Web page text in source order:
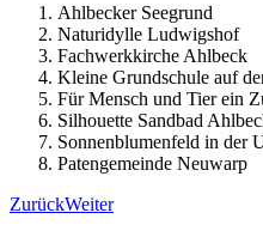
Ahlbecker Seegrund
Naturidylle Ludwigshof
Fachwerkkirche Ahlbeck
Kleine Grundschule auf
Für Mensch und Tier ein
Silhouette Sandbad
Sonnenblumenfeld in der
Patengemeinde Neuwarp
ZurückWeiter